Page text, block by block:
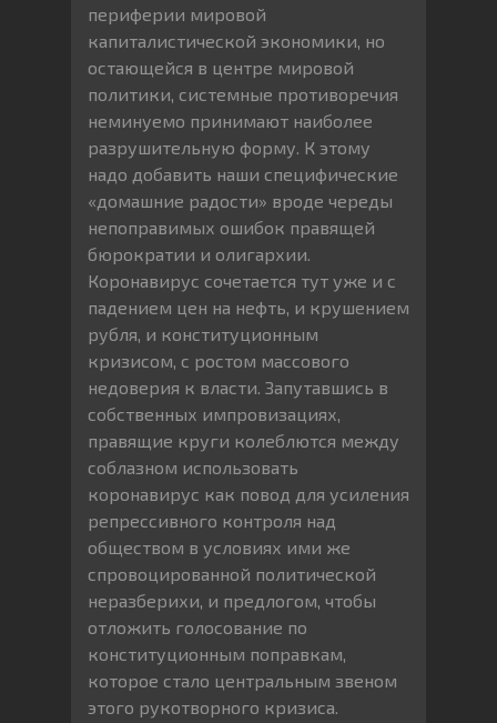
периферии мировой
капиталистической экономики, но
остающейся в центре мировой
политики, системные противоречия
неминуемо принимают наиболее
разрушительную форму. К этому
надо добавить наши специфические
«домашние радости» вроде череды
непоправимых ошибок правящей
бюрократии и олигархии.
Коронавирус сочетается тут уже и с
падением цен на нефть, и крушением
рубля, и конституционным
кризисом, с ростом массового
недоверия к власти. Запутавшись в
собственных импровизациях,
правящие круги колеблются между
соблазном использовать
коронавирус как повод для усиления
репрессивного контроля над
обществом в условиях ими же
спровоцированной политической
неразберихи, и предлогом, чтобы
отложить голосование по
конституционным поправкам,
которое стало центральным звеном
этого рукотворного кризиса.